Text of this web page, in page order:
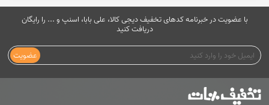
با عضویت در خبرنامه کدهای تخفیف دیجی کالا، علی بابا، اسنپ و ... را رایگان
دریافت کنید
عضویت